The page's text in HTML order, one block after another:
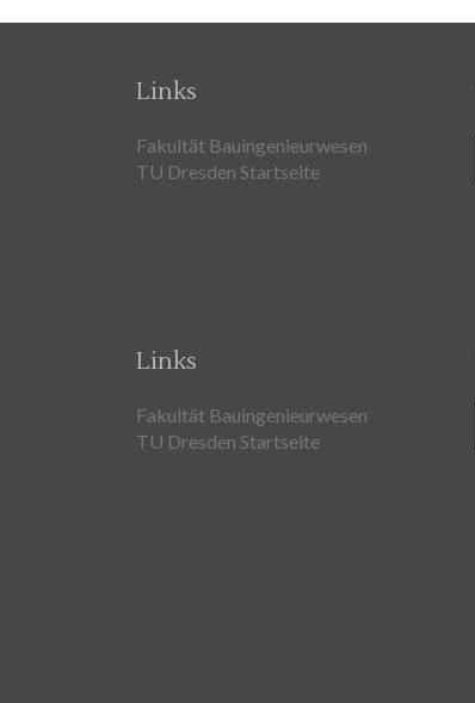
Links
Fakultät Bauingenieurwesen
TU Dresden Startseite
Links
Fakultät Bauingenieurwesen
TU Dresden Startseite